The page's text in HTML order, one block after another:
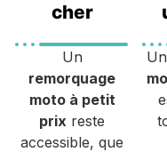
cher
Un
remorquage
moto à petit
prix reste
accessible, que
Un